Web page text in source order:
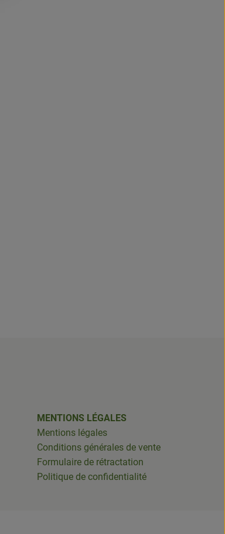
MENTIONS LÉGALES
Mentions légales
Conditions générales de vente
Formulaire de rétractation
Politique de confidentialité